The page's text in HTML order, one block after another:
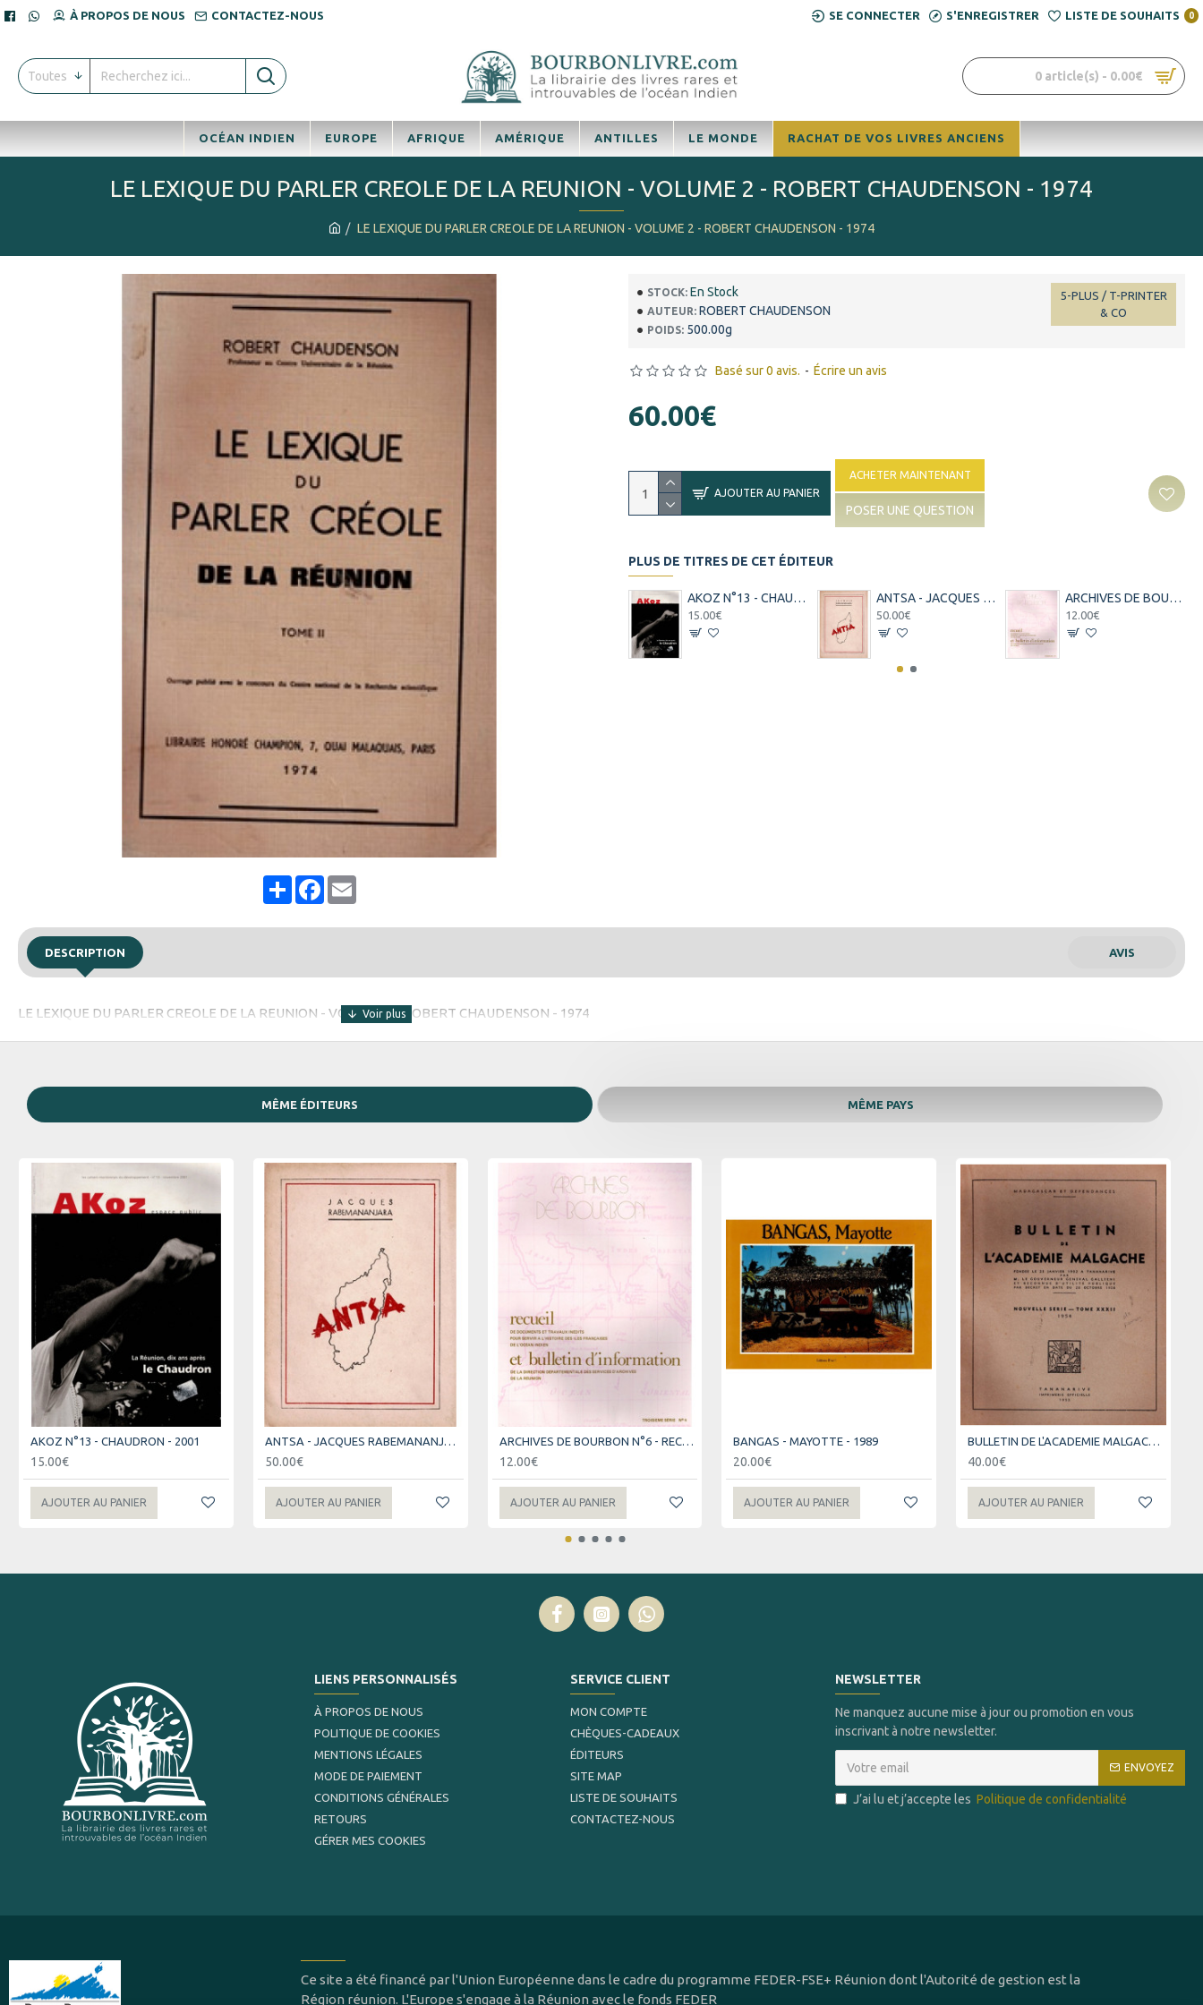
À PROPOS DE NOUS CONTACTEZ-NOUS SE CONNECTER S'ENREGISTRER LISTE DE SOUHAITS 0
Toutes 0 article(s) - 0.00€
OCÉAN INDIEN EUROPE AFRIQUE AMÉRIQUE ANTILLES LE MONDE RACHAT DE VOS LIVRES ANCIENS
LE LEXIQUE DU PARLER CREOLE DE LA REUNION - VOLUME 2 - ROBERT CHAUDENSON - 1974
LE LEXIQUE DU PARLER CREOLE DE LA REUNION - VOLUME 2 - ROBERT CHAUDENSON - 1974
ShareFacebook
Email
STOCK: En Stock
AUTEUR: ROBERT CHAUDENSON
POIDS: 500.00g
5-PLUS / T-PRINTER
& CO
Basé sur 0 avis. - Écrire un avis
60.00€
AJOUTER AU PANIER
ACHETER MAINTENANT
POSER UNE QUESTION
PLUS DE TITRES DE CET ÉDITEUR
AKOZ N°13 - CHAUDRON - 2001
15.00€
ANTSA - JACQUES RABEMANANJARA - EDITION N°400 SUR 1000 EXEMPLAIRES - 1948
50.00€
ARCHIVES DE BOURBON N°6 - RECUEIL DE DOCUMENTS ET TRAVAUX INEDITS -1979
12.00€
DESCRIPTION AVIS
LE LEXIQUE DU PARLER CREOLE DE LA REUNION - VOLUME 2 - ROBERT CHAUDENSON - 1974
MÊME ÉDITEURS MÊME PAYS
AKOZ N°13 - CHAUDRON - 2001
15.00€
AJOUTER AU PANIER
50.00€
AJOUTER AU PANIER
ARCHIVES DE BOURBON N°6 - RECUEIL DE DOCUMENTS ET TRAVAUX INEDITS -1979
12.00€
AJOUTER AU PANIER
BANGAS - MAYOTTE - 1989
20.00€
AJOUTER AU PANIER
40.00€
AJOUTER AU PANIER
LIENS PERSONNALISÉS
À PROPOS DE NOUS
POLITIQUE DE COOKIES
MENTIONS LÉGALES
MODE DE PAIEMENT
CONDITIONS GÉNÉRALES
RETOURS
GÉRER MES COOKIES
SERVICE CLIENT
MON COMPTE
CHÈQUES-CADEAUX
ÉDITEURS
SITE MAP
LISTE DE SOUHAITS
CONTACTEZ-NOUS
NEWSLETTER
Ne manquez aucune mise à jour ou promotion en vous
inscrivant à notre newsletter.
ENVOYEZ
J’ai lu et j’accepte les Politique de confidentialité
Ce site a été financé par l'Union Européenne dans le cadre du programme FEDER-FSE+ Réunion dont l'Autorité de gestion est la
Région réunion. L'Europe s'engage à la Réunion avec le fonds FEDER